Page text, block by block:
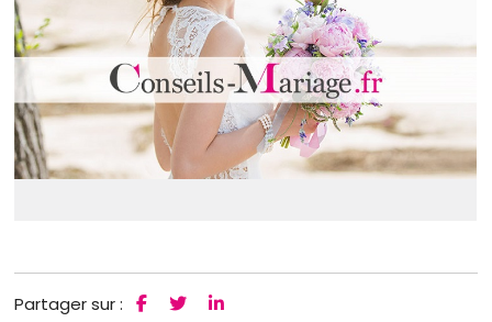
Partager sur :